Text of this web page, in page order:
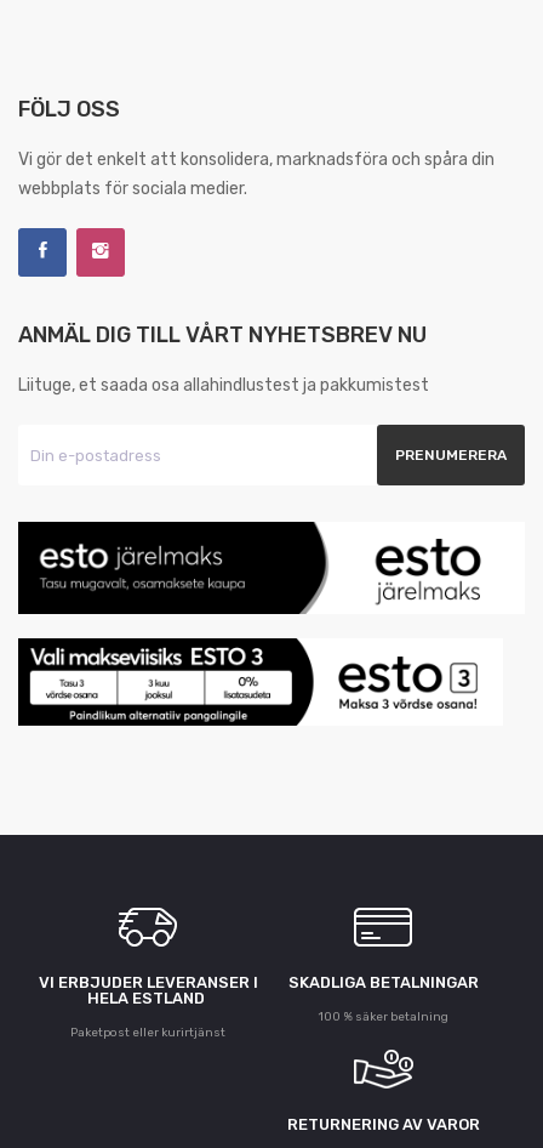
FÖLJ OSS
Vi gör det enkelt att konsolidera, marknadsföra och spåra din
webbplats för sociala medier.
ANMÄL DIG TILL VÅRT NYHETSBREV NU
Liituge, et saada osa allahindlustest ja pakkumistest
VI ERBJUDER LEVERANSER I
HELA ESTLAND
Paketpost eller kurirtjänst
SKADLIGA BETALNINGAR
100 % säker betalning
RETURNERING AV VAROR